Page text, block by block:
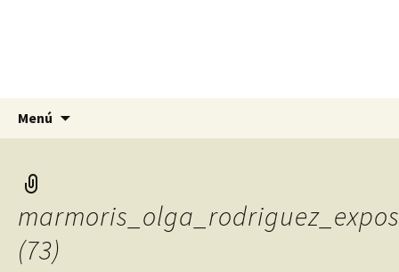
Menú
(73)